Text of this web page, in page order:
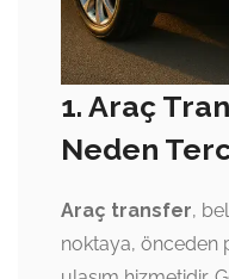
1. Araç
Neden
Araç transfer,
noktaya, önceden